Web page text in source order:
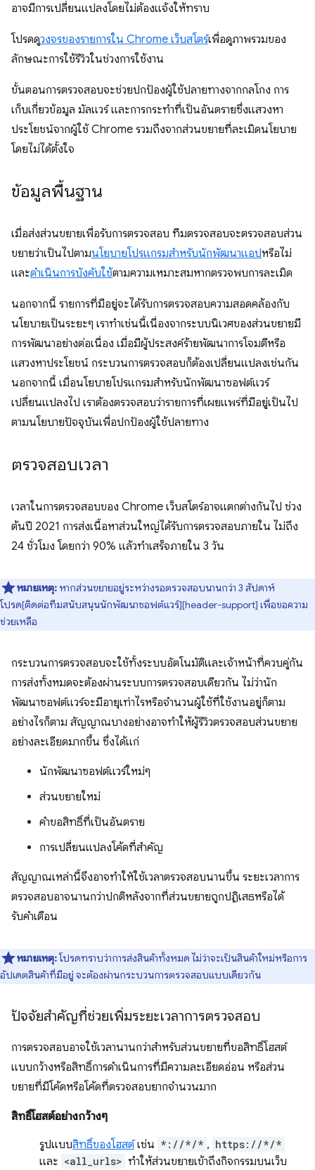
อาจมีการเปลี่ยนแปลงโดยไม่ต้องแจ้งให้ทราบ
โปรดดูวงจรของรายการใน Chrome เว็บสโตร์เพื่อดูภาพรวมของ
ลักษณะการใช้รีวิวในช่วงการใช้งาน
ขั้นตอนการตรวจสอบจะช่วยปกป้องผู้ใช้ปลายทางจากกลโกง การ
เก็บเกี่ยวข้อมูล มัลแวร์ และการกระทำที่เป็นอันตรายซึ่งแสวงหา
ประโยชน์จากผู้ใช้ Chrome รวมถึงจากส่วนขยายที่ละเมิดนโยบาย
โดยไม่ได้ตั้งใจ
ข้อมูลพื้นฐาน
เมื่อส่งส่วนขยายเพื่อรับการตรวจสอบ ทีมตรวจสอบจะตรวจสอบส่วน
ขยายว่าเป็นไปตามนโยบายโปรแกรมสำหรับนักพัฒนาแอปหรือไม่
และดำเนินการบังคับใช้ตามความเหมาะสมหากตรวจพบการละเมิด
นอกจากนี้ รายการที่มีอยู่จะได้รับการตรวจสอบความสอดคล้องกับ
นโยบายเป็นระยะๆ เราทำเช่นนี้เนื่องจากระบบนิเวศของส่วนขยายมี
การพัฒนาอย่างต่อเนื่อง เมื่อมีผู้ประสงค์ร้ายพัฒนาการโจมตีหรือ
แสวงหาประโยชน์ กระบวนการตรวจสอบก็ต้องเปลี่ยนแปลงเช่นกัน
นอกจากนี้ เมื่อนโยบายโปรแกรมสำหรับนักพัฒนาซอฟต์แวร์
เปลี่ยนแปลงไป เราต้องตรวจสอบว่ารายการที่เผยแพร่ที่มีอยู่เป็นไป
ตามนโยบายปัจจุบันเพื่อปกป้องผู้ใช้ปลายทาง
ตรวจสอบเวลา
เวลาในการตรวจสอบของ Chrome เว็บสโตร์อาจแตกต่างกันไป ช่วง
ต้นปี 2021 การส่งเนื้อหาส่วนใหญ่ได้รับการตรวจสอบภายใน ไม่ถึง
24 ชั่วโมง โดยกว่า 90% แล้วทำเสร็จภายใน 3 วัน
หมายเหตุ: หากส่วนขยายอยู่ระหว่างรอตรวจสอบนานกว่า 3 สัปดาห์
โปรด[ติดต่อทีมสนับสนุนนักพัฒนาซอฟต์แวร์][header-support] เพื่อขอความ
ช่วยเหลือ
กระบวนการตรวจสอบจะใช้ทั้งระบบอัตโนมัติและเจ้าหน้าที่ควบคู่กัน
การส่งทั้งหมดจะต้องผ่านระบบการตรวจสอบเดียวกัน ไม่ว่านัก
พัฒนาซอฟต์แวร์จะมีอายุเท่าไรหรือจำนวนผู้ใช้ที่ใช้งานอยู่ก็ตาม
อย่างไรก็ตาม สัญญาณบางอย่างอาจทำให้ผู้รีวิวตรวจสอบส่วนขยาย
อย่างละเอียดมากขึ้น ซึ่งได้แก่
นักพัฒนาซอฟต์แวร์ใหม่ๆ
ส่วนขยายใหม่
คำขอสิทธิ์ที่เป็นอันตราย
การเปลี่ยนแปลงโค้ดที่สำคัญ
สัญญาณเหล่านี้จึงอาจทำให้ใช้เวลาตรวจสอบนานขึ้น ระยะเวลาการ
ตรวจสอบอาจนานกว่าปกติหลังจากที่ส่วนขยายถูกปฏิเสธหรือได้
รับคำเตือน
หมายเหตุ:โปรดทราบว่าการส่งสินค้าทั้งหมด ไม่ว่าจะเป็นสินค้าใหม่หรือการ
อัปเดตสินค้าที่มีอยู่ จะต้องผ่านกระบวนการตรวจสอบแบบเดียวกัน
ปัจจัยสำคัญที่ช่วยเพิ่มระยะเวลาการตรวจสอบ
การตรวจสอบอาจใช้เวลานานกว่าสำหรับส่วนขยายที่ขอสิทธิ์โฮสต์
แบบกว้างหรือสิทธิ์การดำเนินการที่มีความละเอียดอ่อน หรือส่วน
ขยายที่มีโค้ดหรือโค้ดที่ตรวจสอบยากจำนวนมาก
สิทธิ์โฮสต์อย่างกว้างๆ
รูปแบบสิทธิ์ของโฮสต์เช่น *://*/* , https://*/*
และ <all_urls> ทำให้ส่วนขยายเข้าถึงกิจกรรมบนเว็บ